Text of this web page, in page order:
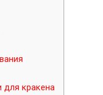
для кракена